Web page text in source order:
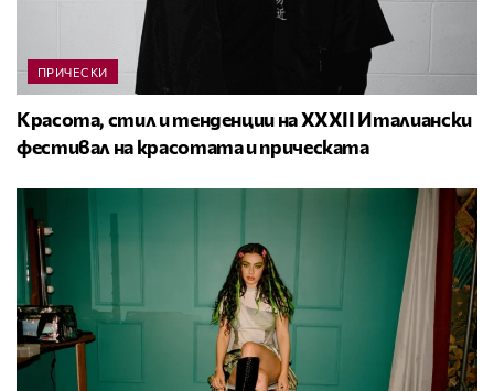
ПРИЧЕСКИ
Красота, стил и тенденции на XXXII Италиански
фестивал на красотата и прическата